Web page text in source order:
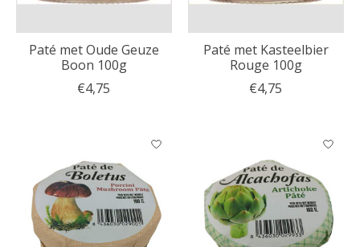
Paté met Oude Geuze
Boon 100g
€4,75
Paté met Kasteelbier
Rouge 100g
€4,75